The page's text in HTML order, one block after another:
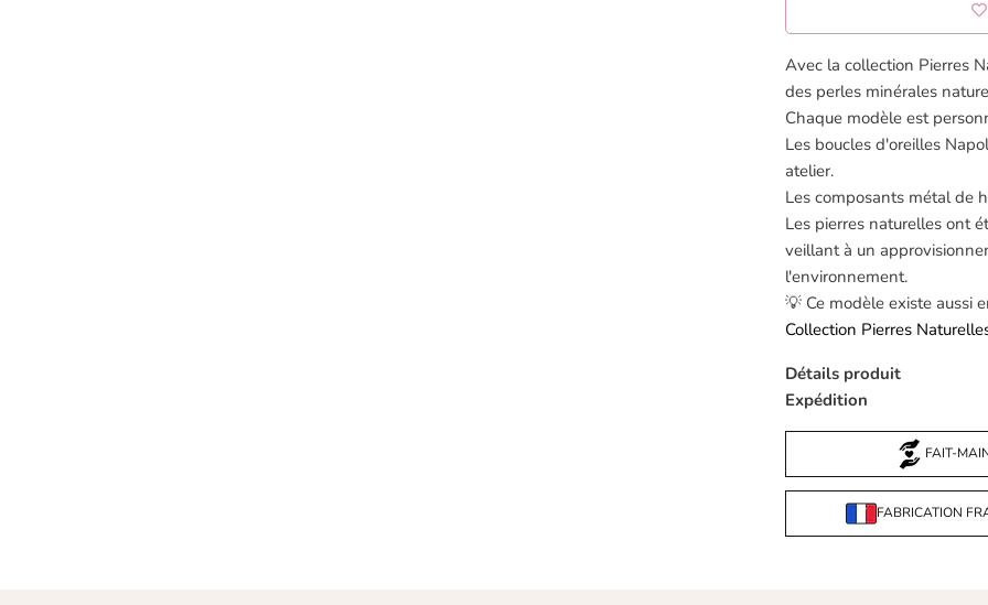
Avec la collection Pierres
des perles minérales
Chaque modèle est
Les boucles d'oreilles
atelier.
Les composants métal de
Les pierres naturelles ont
veillant à un
l'environnement.
💡 Ce modèle existe aussi
Collection Pierres
Détails produit
Expédition
FAIT-
FABRICATION